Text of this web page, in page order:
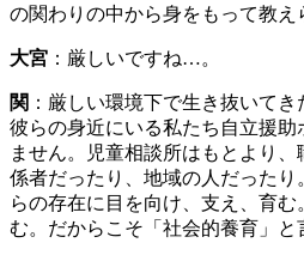
の関わりの中から身をもって教え
大宮 ：厳しいですね…。
関 ：厳しい環境下で生き抜いて
彼らの身近にいる私たち自立援助
ません。児童相談所はもとより
係者だったり、地域の人だった
らの存在に目を向け、支え、育
む。だからこそ「社会的養育」と